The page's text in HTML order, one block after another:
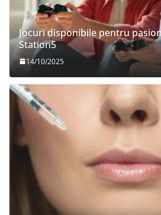
Jocuri disponibile pentru
Station5
14/10/2025